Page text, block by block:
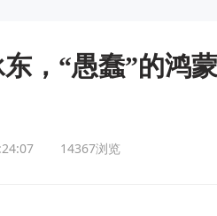
，“愚蠢”的鸿
14367浏览